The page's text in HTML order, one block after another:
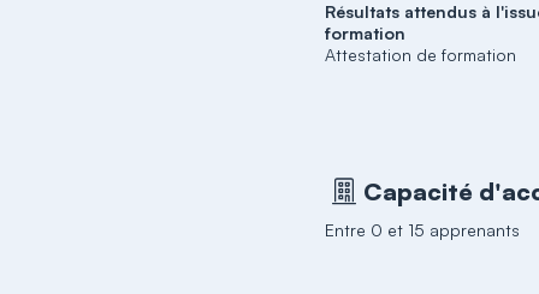
Résultats attendus à
formation
Attestation de formation
Capacité
Entre 0 et 15 apprenants